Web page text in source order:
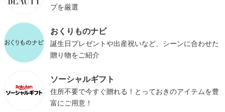
プを厳選
おくりものナビ
誕生日プレゼントや出産祝いなど、シーンに合わせた
贈り物をご紹介
ソーシャルギフト
住所不要で今すぐ贈れる！とっておきのアイテムを豊
富にご用意！